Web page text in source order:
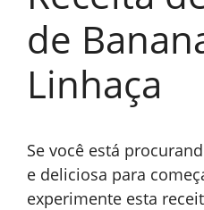
de
Linhaça
Se você está
e deliciosa para
experimente esta